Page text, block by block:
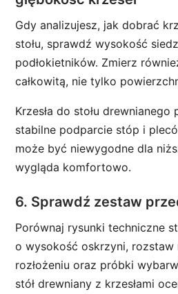
Gdy analizujesz, jak dobrać
stołu, sprawdź wysokość
podłokietników. Zmierz
całkowitą, nie tylko
Krzesła do stołu
stabilne podparcie stóp i
może być niewygodne dla
wygląda komfortowo.
6. Sprawdź zestaw
Porównaj rysunki techniczne
o wysokość oskrzyni, rozstaw
rozłożeniu oraz próbki
stół drewniany z krzesłami